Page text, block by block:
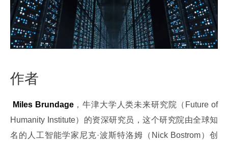
作者
Miles Brundage，牛津大学人类未来研究院（Future of
Humanity Institute）的资深研究员，这个研究院由全球知
名的人工智能学家尼克·波斯特洛姆（Nick Bostrom）创